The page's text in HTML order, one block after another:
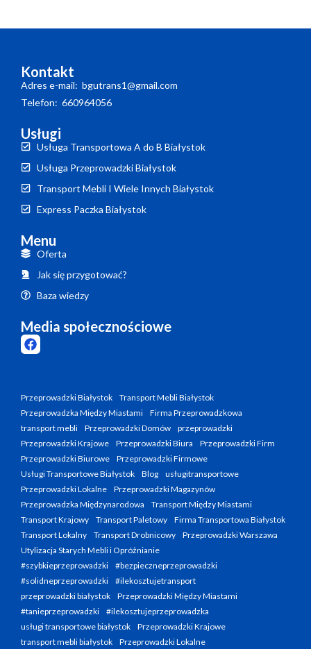
Kontakt
Adres e-mail: bgutrans1@gmail.com
Telefon: 660964056
Usługi
Usługa Transportowa A do B Białystok
Usługa Przeprowadzki Białystok
Transport Mebli I Wiele Innych Białystok
Express Paczka Białystok
Menu
Oferta
Jak się przygotować?
Baza wiedzy
Media społecznościowe
Przeprowadzki Białystok
Transport Mebli Białystok
Przeprowadzka Między Miastami
Firma Przeprowadzkowa
transport mebli
Przeprowadzki Domów
przeprowadzki
Przeprowadzki Krajowe
Przeprowadzki Biura
Przeprowadzki Firm
Przeprowadzki Biurowe
Przeprowadzki Firmowe
Usługi Transportowe Białystok
Blog
usługitransportowe
Przeprowadzki Lokalne
Przeprowadzki Magazynów
Przeprowadzka Międzynarodowa
Transport Między Miastami
Transport Krajowy
Transport Paletowy
Firma Transportowa Białystok
Transport Lokalny
Transport Drobnicowy
Przeprowadzki Warszawa
Utylizacja Starych Mebli i Opróżnianie
#szybkieprzeprowadzki
#bezpieczneprzeprowadzki
#solidneprzeprowadzki
#ilekosztujetransport
przeprowadzki białystok
Przeprowadzki Między Miastami
#tanieprzeprowadzki
#ilekosztujeprzeprowadzka
usługi transportowe białystok
Przeprowadzki Krajowe
transport mebli białystok
Przeprowadzki Lokalne